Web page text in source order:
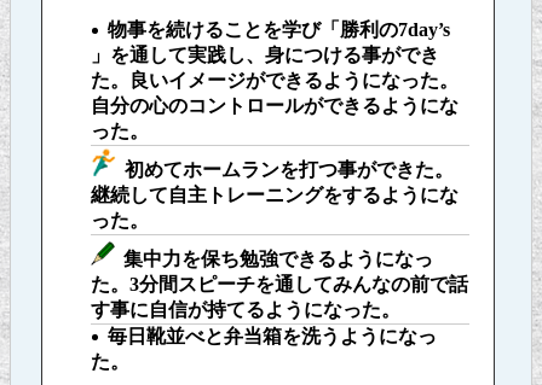
物事を続けることを学び「勝利の7day’s
」を通して実践し、身につける事ができ
た。良いイメージができるようになった。
自分の心のコントロールができるようにな
った。
初めてホームランを打つ事ができた。
継続して自主トレーニングをするようにな
った。
集中力を保ち勉強できるようになっ
た。3分間スピーチを通してみんなの前で話
す事に自信が持てるようになった。
毎日靴並べと弁当箱を洗うようになっ
た。